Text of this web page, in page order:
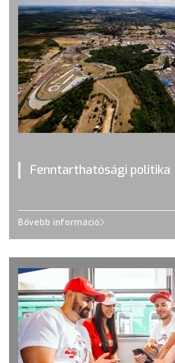
Fenntarthatósági politika
Bővebb információ